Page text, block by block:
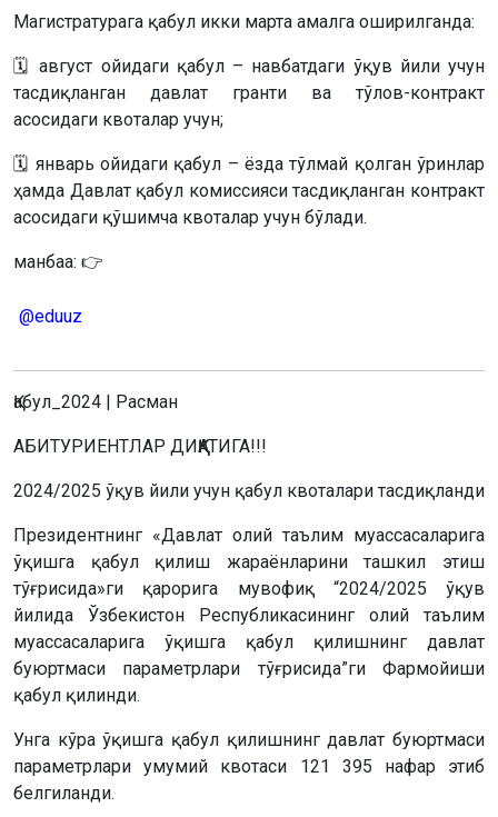
Магистратурага қабул икки марта амалга оширилганда:
🗓 август ойидаги қабул – навбатдаги ўқув йили учун
тасдиқланган давлат гранти ва тўлов-контракт
асосидаги квоталар учун;
🗓 январь ойидаги қабул – ёзда тўлмай қолган ўринлар
ҳамда Давлат қабул комиссияси тасдиқланган контракт
асосидаги қўшимча квоталар учун бўлади.
манбаа: 👉
@eduuz
Қабул_2024 | Расман
АБИТУРИЕНТЛАР ДИҚҚАТИГА!!!
2024/2025 ўқув йили учун қабул квоталари тасдиқланди
Президентнинг «Давлат олий таълим муассасаларига
ўқишга қабул қилиш жараёнларини ташкил этиш
тўғрисида»ги қарорига мувофиқ “2024/2025 ўқув
йилида Ўзбекистон Республикасининг олий таълим
муассасаларига ўқишга қабул қилишнинг давлат
буюртмаси параметрлари тўғрисида”ги Фармойиши
қабул қилинди.
Унга кўра ўқишга қабул қилишнинг давлат буюртмаси
параметрлари умумий квотаси 121 395 нафар этиб
белгиланди.